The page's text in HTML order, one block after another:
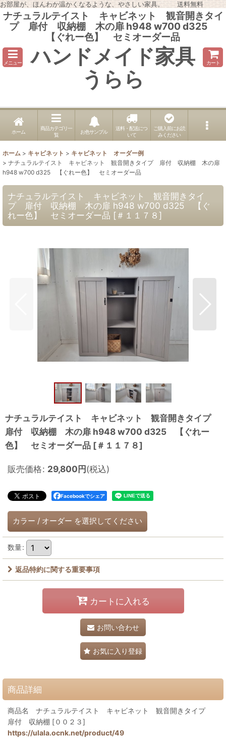
お部屋が、ほんわか温かくなるような、やさしい家具。 送料無料
ナチュラルテイスト キャビネット 観音開きタイ
プ 扉付 収納棚 木の扉 h948 w700 d325
【ぐれー色】 セミオーダー品
メニュー ハンドメイド家具
うらら
カート
ホーム
商品カテゴリ一
覧
お色サンプル
送料・配送につ
いて
ご購入前にお読
みください
ホーム > キャビネット > キャビネット オーダー例
> ナチュラルテイスト キャビネット 観音開きタイプ 扉付 収納棚 木の扉
h948 w700 d325 【ぐれー色】 セミオーダー品
ナチュラルテイスト キャビネット 観音開きタイ
プ 扉付 収納棚 木の扉 h948 w700 d325 【ぐ
れー色】 セミオーダー品 [＃１１７８]
ナチュラルテイスト キャビネット 観音開きタイプ
扉付 収納棚 木の扉 h948 w700 d325 【ぐれー
色】 セミオーダー品 [＃１１７８]
販売価格: 29,800円(税込)
Facebookでシェア
カラー / オーダー を選択してください
数量:
返品特約に関する重要事項
カートに入れる
お問い合わせ
お気に入り登録
商品詳細
商品名 ナチュラルテイスト キャビネット 観音開きタイプ
扉付 収納棚 [００２３]
https://ulala.ocnk.net/product/49